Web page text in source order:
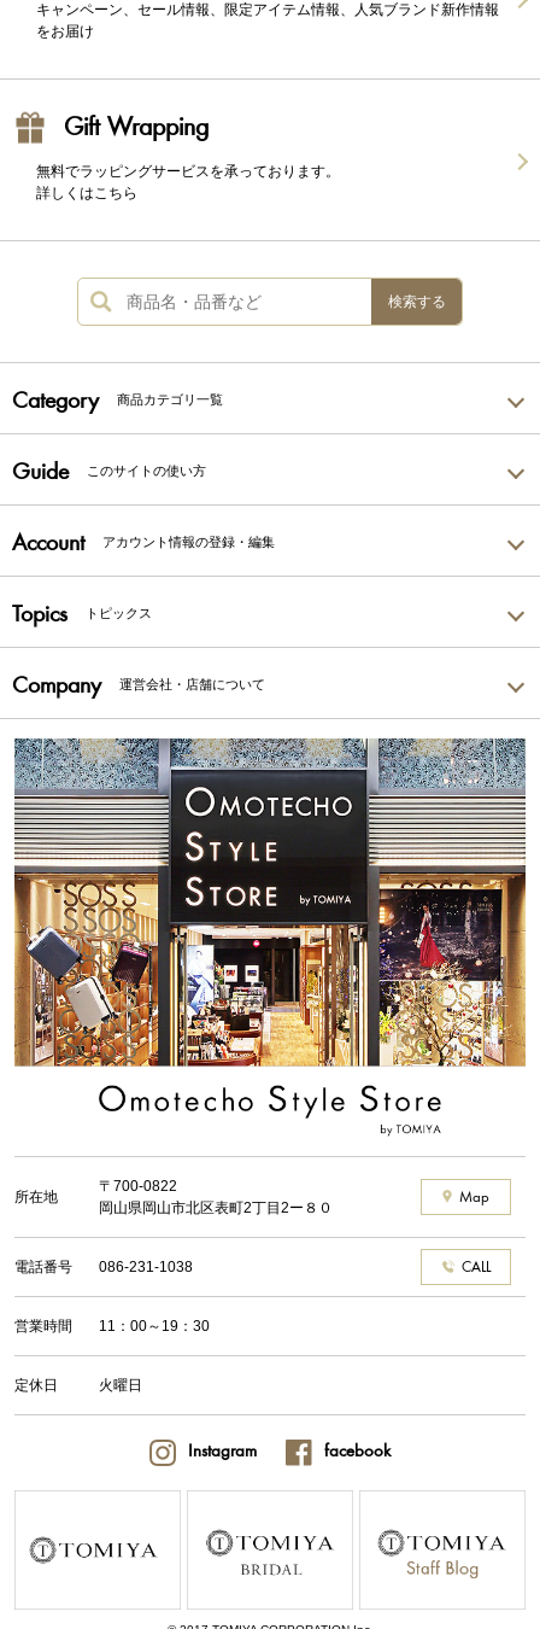
キャンペーン、セール情報、限定アイテム情報、人気ブランド新作情報
をお届け
Gift Wrapping
無料でラッピングサービスを承っております。
詳しくはこちら
検索する
Category 商品カテゴリ一覧
Guide このサイトの使い方
Account アカウント情報の登録・編集
Topics トピックス
Company 運営会社・店舗について
所在地
〒700-0822
岡山県岡山市北区表町2丁目2ー８０
Map
電話番号 086-231-1038 CALL
営業時間 11：00～19：30
定休日 火曜日
Instagram facebook